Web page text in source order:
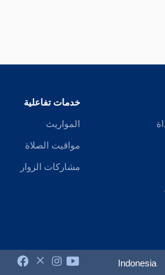
خدمات تفاعلية
المواريث
مواقيت الصلاة
مشاركات الزوار
Indonesia